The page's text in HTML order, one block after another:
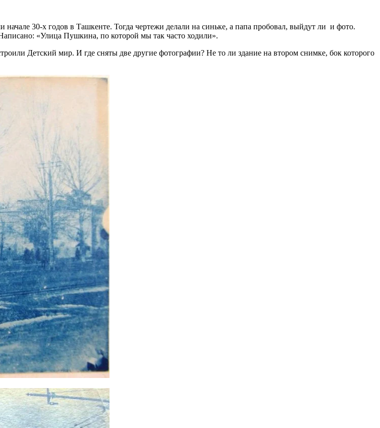
30-х годов в Ташкенте. Тогда чертежи делали на синьке, а папа пробовал, выйдут ли и фото.
«Улица Пушкина, по которой мы так часто ходили».
Детский мир. И где сняты две другие фотографии? Не то ли здание на втором снимке, бок которого